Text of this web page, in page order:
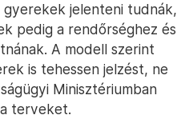
jelenteni tudnák,
pedig a rendőrséghez és
A modell szerint
is tehessen jelzést, ne
Minisztériumban
terveket.